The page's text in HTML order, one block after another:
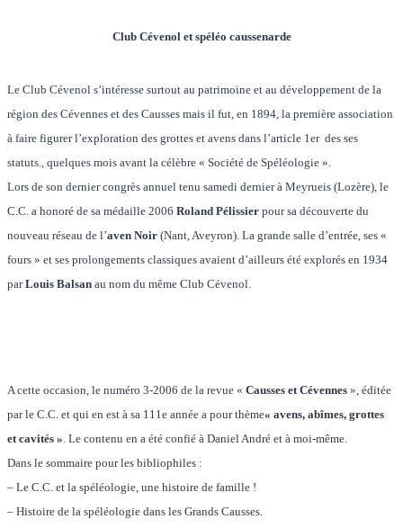
Club Cévenol et spéléo caussenarde
Le Club Cévenol s’intéresse surtout au patrimoine et au développement de la
région des Cévennes et des Causses mais il fut, en 1894, la première association
à faire figurer l’exploration des grottes et avens dans l’article 1er des ses
statuts., quelques mois avant la célèbre « Société de Spéléologie ».
Lors de son dernier congrès annuel tenu samedi dernier à Meyrueis (Lozère), le
C.C. a honoré de sa médaille 2006Roland Pélissier pour sa découverte du
nouveau réseau de l’aven Noir (Nant, Aveyron). La grande salle d’entrée, ses «
fours » et ses prolongements classiques avaient d’ailleurs été explorés en 1934
parLouis Balsan au nom du même Club Cévenol.
A cette occasion, le numéro 3-2006 de la revue «Causses et Cévennes », éditée
par le C.C. et qui en est à sa 111e année a pour thème« avens, abîmes, grottes
et cavités ». Le contenu en a été confié à Daniel André et à moi-même.
Dans le sommaire pour les bibliophiles :
– Le C.C. et la spéléologie, une histoire de famille !
– Histoire de la spéléologie dans les Grands Causses.